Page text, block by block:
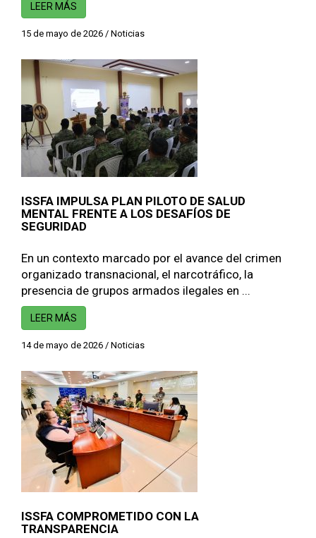
LEER MÁS
15 de mayo de 2026 / Noticias
ISSFA IMPULSA PLAN PILOTO DE SALUD
MENTAL FRENTE A LOS DESAFÍOS DE
SEGURIDAD
En un contexto marcado por el avance del crimen
organizado transnacional, el narcotráfico, la
presencia de grupos armados ilegales en ...
LEER MÁS
14 de mayo de 2026 / Noticias
ISSFA COMPROMETIDO CON LA
TRANSPARENCIA